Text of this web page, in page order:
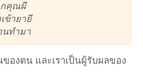
กคุณผี
ข้ายายี
นทำมา
ของตน และเราเป็นผู้รับผลของ